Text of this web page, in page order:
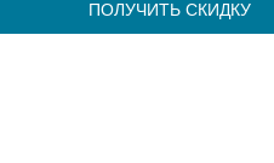
ПОЛУЧИТЬ СКИДКУ